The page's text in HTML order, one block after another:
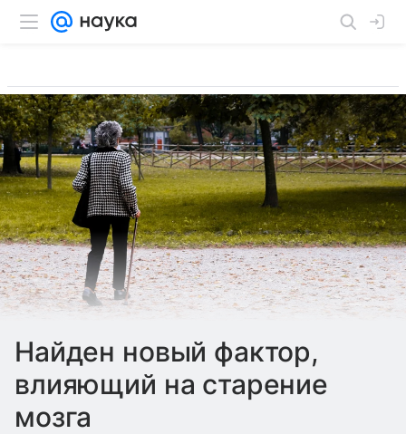
Найден новый фактор,
влияющий на старение
мозга